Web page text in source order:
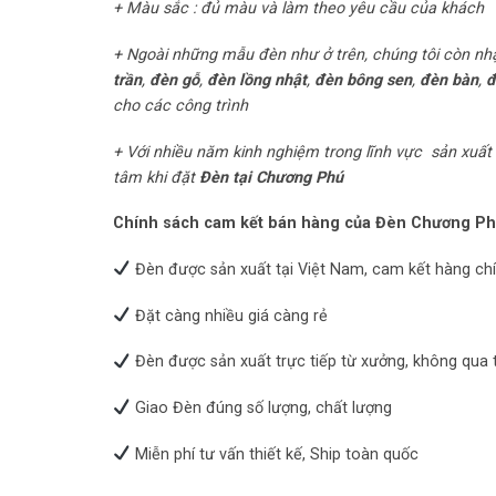
+ Màu sắc : đủ màu và làm theo yêu cầu của khách
+ Ngoài những mẫu đèn như ở trên, chúng tôi còn
trần, đèn gỗ, đèn lồng nhật, đèn bông sen, đèn bàn,
cho các công trình
+ Với nhiều năm kinh nghiệm trong lĩnh vực sản
tâm khi đặtĐèn tại Chương Phú
Chính sách cam kết bán hàng của Đèn Chương
Đèn được sản xuất tại Việt Nam, cam kết hàng
Đặt càng nhiều giá càng rẻ
Đèn được sản xuất trực tiếp từ xưởng, không qua
Giao Đèn đúng số lượng, chất lượng
Miễn phí tư vấn thiết kế, Ship toàn quốc